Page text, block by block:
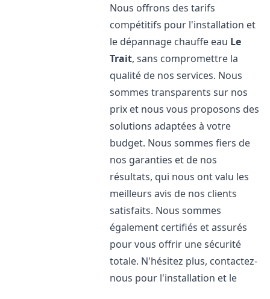
Nous offrons des tarifs
compétitifs pour l'installation et
le dépannage chauffe eau Le
Trait, sans compromettre la
qualité de nos services. Nous
sommes transparents sur nos
prix et nous vous proposons des
solutions adaptées à votre
budget. Nous sommes fiers de
nos garanties et de nos
résultats, qui nous ont valu les
meilleurs avis de nos clients
satisfaits. Nous sommes
également certifiés et assurés
pour vous offrir une sécurité
totale. N'hésitez plus, contactez-
nous pour l'installation et le